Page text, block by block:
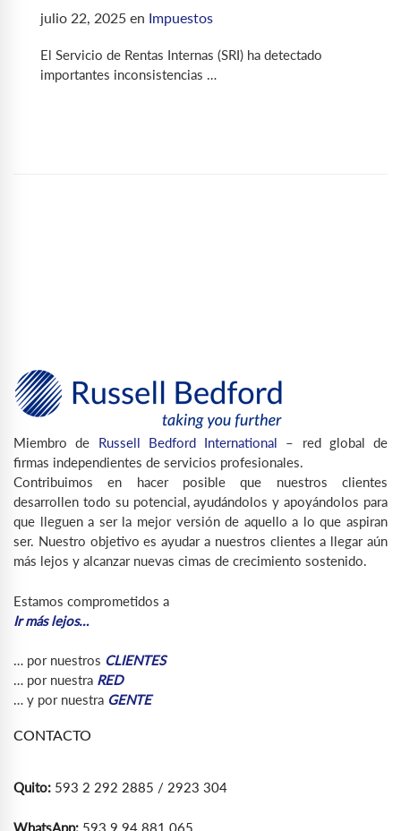
julio 22, 2025 en Impuestos
El Servicio de Rentas Internas (SRI) ha detectado
importantes inconsistencias …
Miembro de Russell Bedford International – red global de
firmas independientes de servicios profesionales.
Contribuimos en hacer posible que nuestros clientes
desarrollen todo su potencial, ayudándolos y apoyándolos para
que lleguen a ser la mejor versión de aquello a lo que aspiran
ser. Nuestro objetivo es ayudar a nuestros clientes a llegar aún
más lejos y alcanzar nuevas cimas de crecimiento sostenido.
Estamos comprometidos a
Ir más lejos…
… por nuestros CLIENTES
… por nuestra RED
… y por nuestra GENTE
CONTACTO
Quito: 593 2 292 2885 / 2923 304
WhatsApp: 593 9 94 881 065